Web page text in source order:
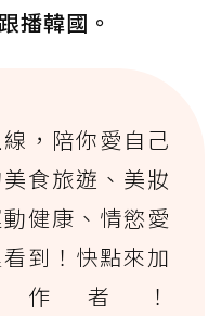
播韓國。
，陪你愛自己
食旅遊、美妝
健康、情慾愛
到！快點來加
者！